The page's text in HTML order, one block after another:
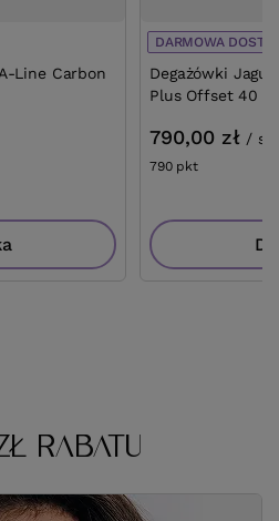
Line Carbon
DARMOWA
Degażówki
Plus Offset 40
790,00 zł /
790 pktpunktów
RABATU